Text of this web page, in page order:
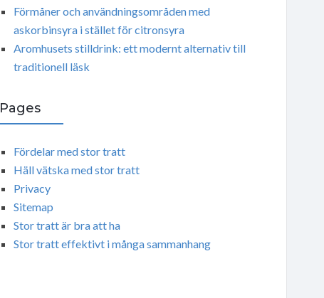
Förmåner och användningsområden med
askorbinsyra i stället för citronsyra
Aromhusets stilldrink: ett modernt alternativ till
traditionell läsk
Pages
Fördelar med stor tratt
Häll vätska med stor tratt
Privacy
Sitemap
Stor tratt är bra att ha
Stor tratt effektivt i många sammanhang